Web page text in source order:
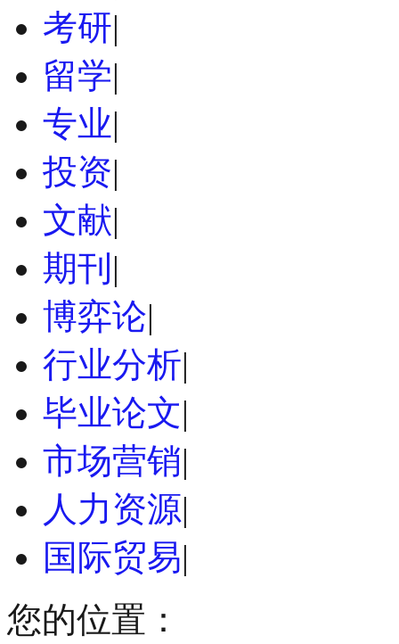
考研|
留学|
专业|
投资|
文献|
期刊 |
博弈论|
行业分析|
毕业论文|
市场营销|
人力资源|
国际贸易|
您的位置：